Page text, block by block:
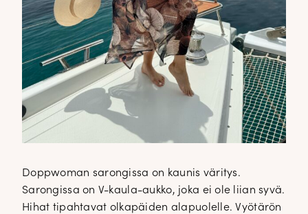
Doppwoman sarongissa on kaunis väritys.
Sarongissa on V-kaula-aukko, joka ei ole liian syvä.
Hihat tipahtavat olkapäiden alapuolelle. Vyötärön